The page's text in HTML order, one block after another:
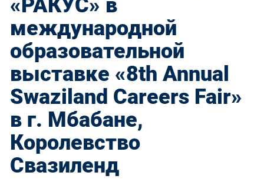
«РАКУС» в
международной
образовательной
выставке «8th Annual
Swaziland Careers Fair»
в г. Мбабане,
Королевство
Свазиленд